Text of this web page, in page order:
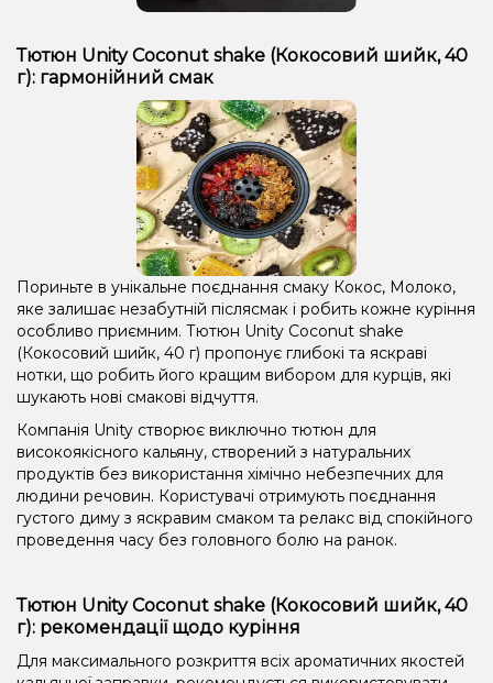
Тютюн Unity Coconut shake (Кокосовий шийк, 40
г): гармонійний смак
Пориньте в унікальне поєднання смаку Кокос, Молоко,
яке залишає незабутній післясмак і робить кожне куріння
особливо приємним. Тютюн Unity Coconut shake
(Кокосовий шийк, 40 г) пропонує глибокі та яскраві
нотки, що робить його кращим вибором для курців, які
шукають нові смакові відчуття.
Компанія Unity створює виключно тютюн для
високоякісного кальяну, створений з натуральних
продуктів без використання хімічно небезпечних для
людини речовин. Користувачі отримують поєднання
густого диму з яскравим смаком та релакс від спокійного
проведення часу без головного болю на ранок.
Тютюн Unity Coconut shake (Кокосовий шийк, 40
г): рекомендації щодо куріння
Для максимального розкриття всіх ароматичних якостей